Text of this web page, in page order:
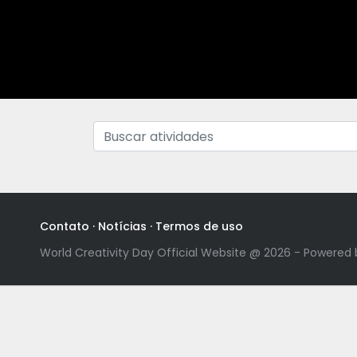
Contato · Notícias · Termos de uso
World Creativity Day Official Website @ 2026 -